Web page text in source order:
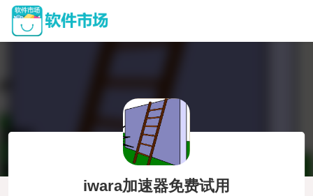
iwara加速器免费试用